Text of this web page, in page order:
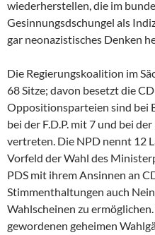
wiederherstellen, die im
Gesinnungsdschungel als
gar neonazistisches Denken
Die Regierungskoalition im
68 Sitze; davon besetzt die
Oppositionsparteien sind bei
bei der F.D.P. mit 7 und bei
vertreten. Die NPD nennt 12
Vorfeld der Wahl des
PDS mit ihrem Ansinnen an
Stimmenthaltungen auch
Wahlscheinen zu
gewordenen geheimen